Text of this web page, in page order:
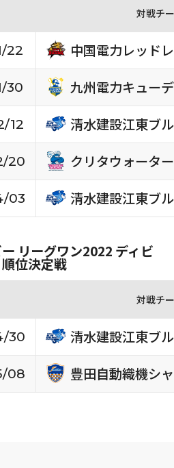
対戦チ
22
中国電力レッド
30
九州電力キュー
12
清水建設江東ブ
20
クリタウォータ
03 清水建設江東ブ
リーグワン2022 ディビ
位決定戦
対戦チ
30
清水建設江東ブ
08 豊田自動織機シ